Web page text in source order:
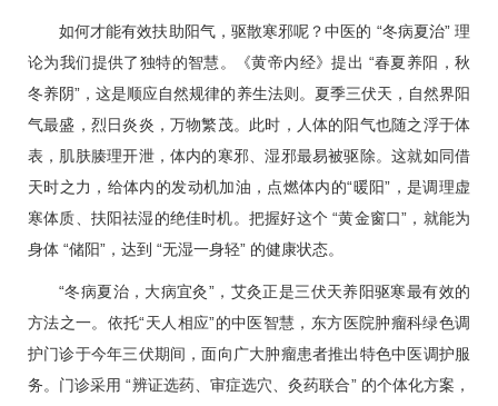
如何才能有效扶助阳气，驱散寒邪呢？中医的 “冬病夏治” 理
论为我们提供了独特的智慧。《黄帝内经》提出 “春夏养阳，秋
冬养阴”，这是顺应自然规律的养生法则。夏季三伏天，自然界阳
气最盛，烈日炎炎，万物繁茂。此时，人体的阳气也随之浮于体
表，肌肤腠理开泄，体内的寒邪、湿邪最易被驱除。这就如同借
天时之力，给体内的发动机加油，点燃体内的“暖阳”，是调理虚
寒体质、扶阳祛湿的绝佳时机。把握好这个 “黄金窗口”，就能为
身体 “储阳”，达到 “无湿一身轻” 的健康状态。
“冬病夏治，大病宜灸”，艾灸正是三伏天养阳驱寒最有效的
方法之一。依托“天人相应”的中医智慧，东方医院肿瘤科绿色调
护门诊于今年三伏期间，面向广大肿瘤患者推出特色中医调护服
务。门诊采用 “辨证选药、审症选穴、灸药联合” 的个体化方案，